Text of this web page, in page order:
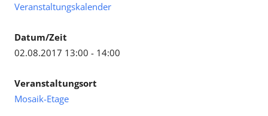
Veranstaltungskalender
Datum/Zeit
02.08.2017 13:00 - 14:00
Veranstaltungsort
Mosaik-Etage